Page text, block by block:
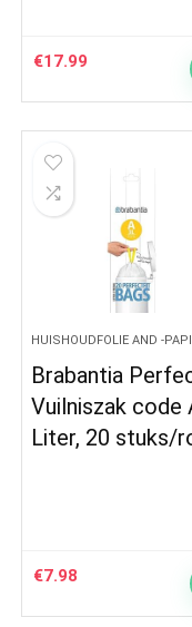
€17.99
HUISHOUDFOLIE AND -
Brabantia
Vuilniszak code
Liter, 20 stuks/
€7.98